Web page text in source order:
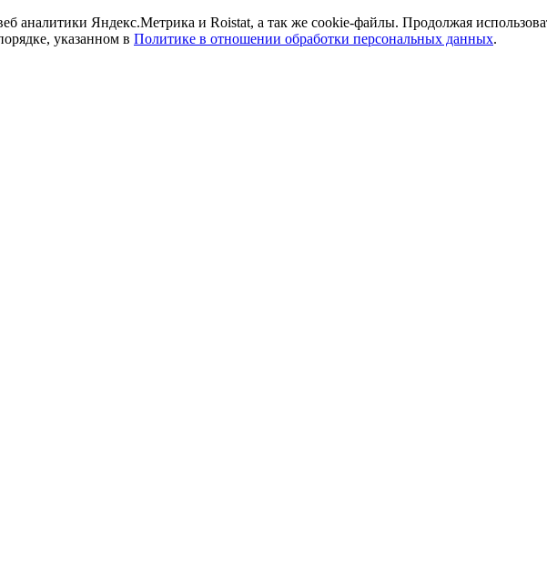
аналитики Яндекс.Метрика и Roistat, а так же cookie-файлы. Продолжая
указанном в Политике в отношении обработки персональных данных.